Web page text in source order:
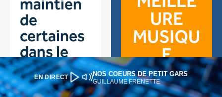
EN DIRECT NOS COEURS DE PETIT GARS
GUILLAUME FRENETTE